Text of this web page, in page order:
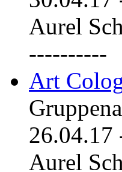
Aurel
----------
Art
26.04.17
Aurel